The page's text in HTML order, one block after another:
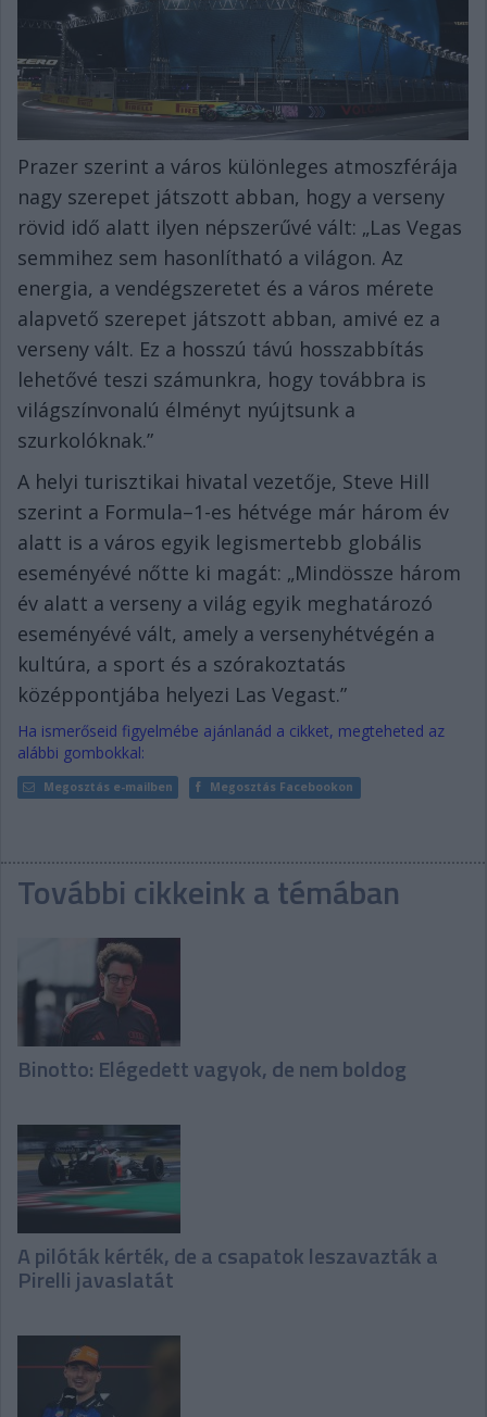
Prazer szerint a város különleges atmoszférája
nagy szerepet játszott abban, hogy a verseny
rövid idő alatt ilyen népszerűvé vált: „Las Vegas
semmihez sem hasonlítható a világon. Az
energia, a vendégszeretet és a város mérete
alapvető szerepet játszott abban, amivé ez a
verseny vált. Ez a hosszú távú hosszabbítás
lehetővé teszi számunkra, hogy továbbra is
világszínvonalú élményt nyújtsunk a
szurkolóknak.”
A helyi turisztikai hivatal vezetője, Steve Hill
szerint a Formula–1-es hétvége már három év
alatt is a város egyik legismertebb globális
eseményévé nőtte ki magát: „Mindössze három
év alatt a verseny a világ egyik meghatározó
eseményévé vált, amely a versenyhétvégén a
kultúra, a sport és a szórakoztatás
középpontjába helyezi Las Vegast.”
Ha ismerőseid figyelmébe ajánlanád a cikket, megteheted az
alábbi gombokkal:
Megosztás e-mailben Megosztás Facebookon
További cikkeink a témában
Binotto: Elégedett vagyok, de nem boldog
A pilóták kérték, de a csapatok leszavazták a
Pirelli javaslatát